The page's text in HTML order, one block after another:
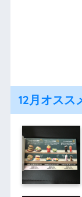
12月オスス